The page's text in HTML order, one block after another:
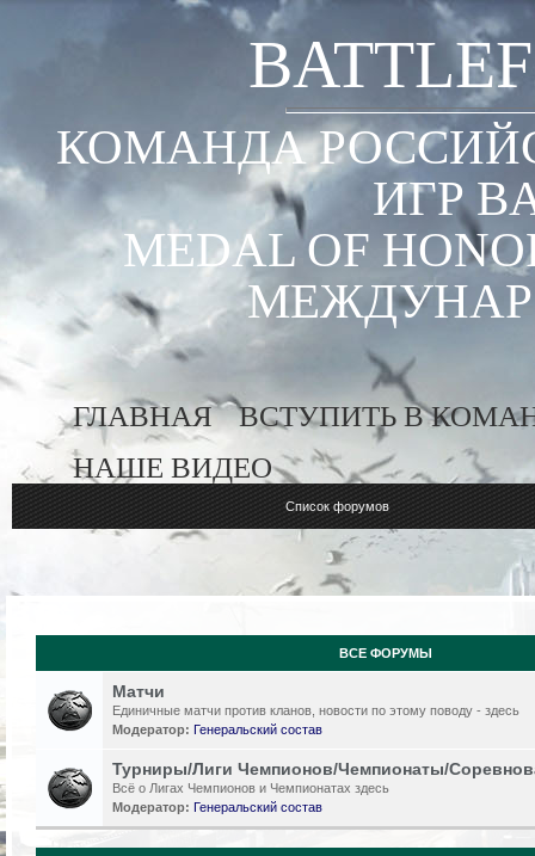
КОМАНДА
ИГР
MEDAL OF
ГЛАВНАЯ
ВСТУПИТЬ В
НАШЕ ВИДЕО
Список форумов
ВСЕ ФОРУМЫ
Матчи
Единичные матчи против кланов, новости по этому поводу - здесь
Модератор: Генеральский состав
Турниры/Лиги Чемпионов/Чемпионаты/
Всё о Лигах Чемпионов и Чемпионатах здесь
Модератор: Генеральский состав